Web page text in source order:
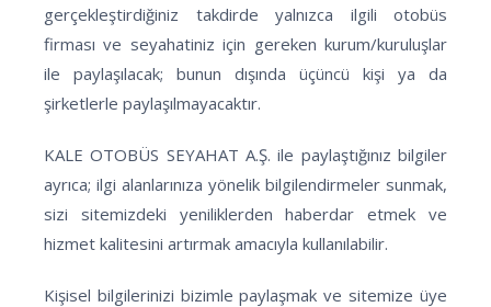
gerçekleştirdiğiniz takdirde yalnızca ilgili otobüs
firması ve seyahatiniz için gereken kurum/kuruluşlar
ile paylaşılacak; bunun dışında üçüncü kişi ya da
şirketlerle paylaşılmayacaktır.
KALE OTOBÜS SEYAHAT A.Ş. ile paylaştığınız bilgiler
ayrıca; ilgi alanlarınıza yönelik bilgilendirmeler sunmak,
sizi sitemizdeki yeniliklerden haberdar etmek ve
hizmet kalitesini artırmak amacıyla kullanılabilir.
Kişisel bilgilerinizi bizimle paylaşmak ve sitemize üye